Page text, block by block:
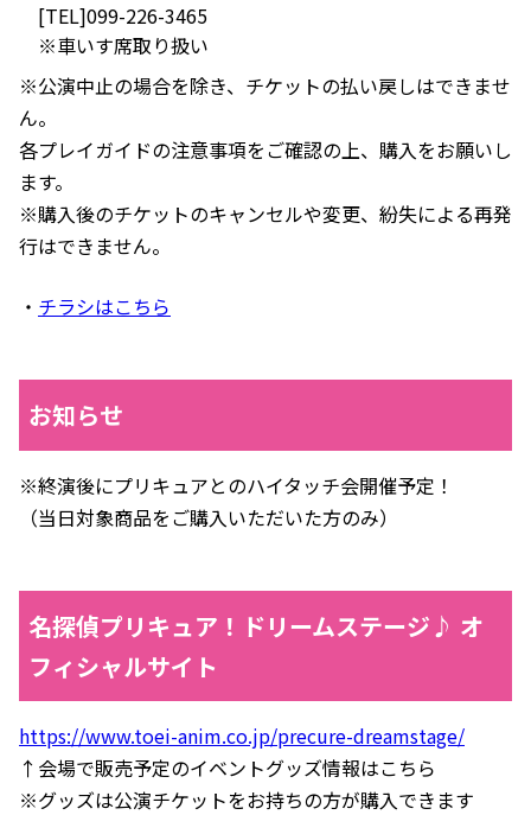
[TEL]099-226-3465
※車いす席取り扱い
※公演中止の場合を除き、チケットの払い戻しはできませ
ん。
各プレイガイドの注意事項をご確認の上、購入をお願いし
ます。
※購入後のチケットのキャンセルや変更、紛失による再発
行はできません。
・ チラシはこちら
お知らせ
※終演後にプリキュアとのハイタッチ会開催予定！
（当日対象商品をご購入いただいた方のみ）
名探偵プリキュア！ドリームステージ♪ オ
フィシャルサイト
https://www.toei-anim.co.jp/precure-dreamstage/
↑会場で販売予定のイベントグッズ情報はこちら
※グッズは公演チケットをお持ちの方が購入できます